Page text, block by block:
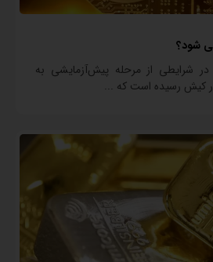
شود؟
در شرایطی از مرحله پیش‌آزمایشی به
کیش رسیده است که ...